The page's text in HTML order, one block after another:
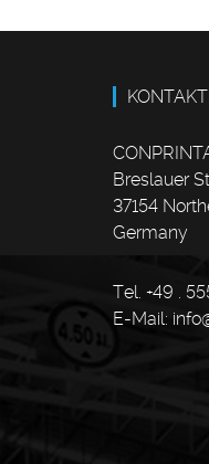
Breslauer
37154
Germany
Tel. +49 .
E-Mail: info